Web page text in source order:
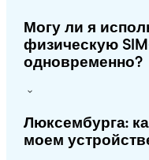
Могу ли я
физическую
одновременно?
Люксембурга:
моем